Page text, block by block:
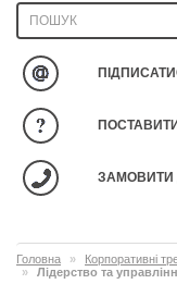
ЗАМОВИТИ
Головна
Корпоративні
Лідерство та